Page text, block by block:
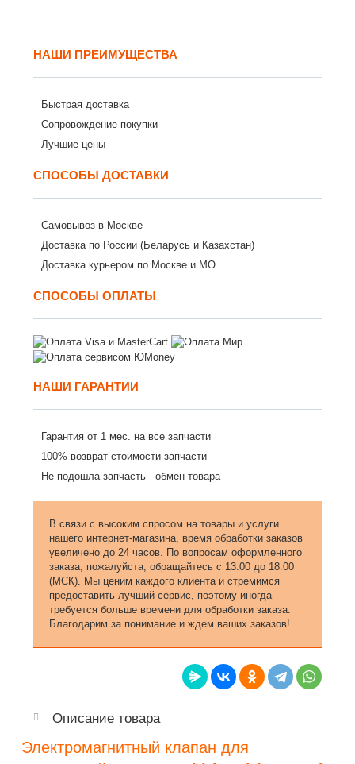
НАШИ ПРЕИМУЩЕСТВА
Быстрая доставка
Сопровождение покупки
Лучшие цены
СПОСОБЫ ДОСТАВКИ
Самовывоз в Москве
Доставка по России (Беларусь и Казахстан)
Доставка курьером по Москве и МО
СПОСОБЫ ОПЛАТЫ
НАШИ ГАРАНТИИ
Гарантия от 1 мес. на все запчасти
100% возврат стоимости запчасти
Не подошла запчасть - обмен товара
В связи с высоким спросом на товары и услуги
нашего интернет-магазина, время обработки заказов
увеличено до 24 часов. По вопросам оформленного
заказа, пожалуйста, обращайтесь с 13:00 до 18:00
(МСК). Мы ценим каждого клиента и стремимся
предоставить лучший сервис, поэтому иногда
требуется больше времени для обработки заказа.
Благодарим за понимание и ждем ваших заказов!
Описание товара
Электромагнитный клапан для